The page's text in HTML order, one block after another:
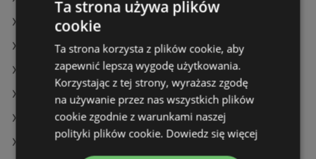
Oferty Dino
Oferty Selgros
Aktualne gazetki Dealz
Aktualne gazetki Żabka
Aktualne gazetki Auchan
Aktualne gazetki Netto
Ta strona używa plików
cookie
Ta strona korzysta z plików cookie, aby
zapewnić lepszą wygodę użytkowania.
Korzystając z tej strony, wyrażasz zgodę
na używanie przez nas wszystkich plików
cookie zgodnie z warunkami naszej
polityki plików cookie. Dowiedz się więcej